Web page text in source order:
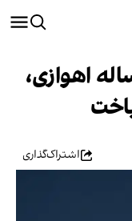
غاوی، جوان ۲۸ ساله اهوازی،
اشتراک‌گذاری